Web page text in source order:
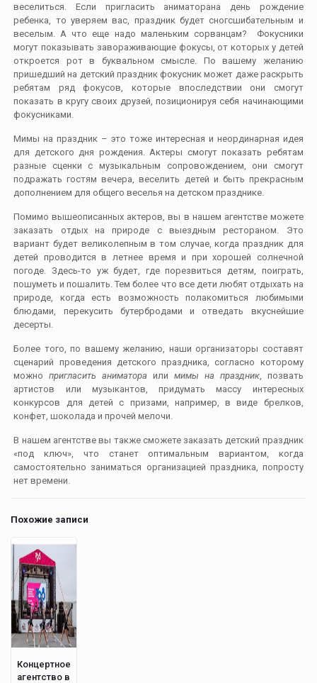
веселиться. Если пригласить аниматорана день рождение
ребенка, то уверяем вас, праздник будет сногсшибательным и
веселым. А что еще надо маленьким сорванцам? Фокусники
могут показывать завораживающие фокусы, от которых у детей
откроется рот в буквальном смысле. По вашему желанию
пришедший на детский праздник фокусник может даже раскрыть
ребятам ряд фокусов, которые впоследствии они смогут
показать в кругу своих друзей, позиционируя себя начинающими
фокусниками.
Мимы на праздник – это тоже интересная и неординарная идея
для детского дня рождения. Актеры смогут показать ребятам
разные сценки с музыкальным сопровождением, они смогут
подражать гостям вечера, веселить детей и быть прекрасным
дополнением для общего веселья на детском празднике.
Помимо вышеописанных актеров, вы в нашем агентстве можете
заказать отдых на природе с выездным рестораном. Это
вариант будет великолепным в том случае, когда праздник для
детей проводится в летнее время и при хорошей солнечной
погоде. Здесь-то уж будет, где порезвиться детям, поиграть,
пошуметь и пошалить. Тем более что все дети любят отдыхать на
природе, когда есть возможность полакомиться любимыми
блюдами, перекусить бутербродами и отведать вкуснейшие
десерты.
Более того, по вашему желанию, наши организаторы составят
сценарий проведения детского праздника, согласно которому
можнопригласить аниматора или мимы на праздник, позвать
артистов или музыкантов, придумать массу интересных
конкурсов для детей с призами, например, в виде брелков,
конфет, шоколада и прочей мелочи.
В нашем агентстве вы также сможете заказать детский праздник
«под ключ», что станет оптимальным вариантом, когда
самостоятельно заниматься организацией праздника, попросту
нет времени.
Похожие записи
Концертное
агентство в